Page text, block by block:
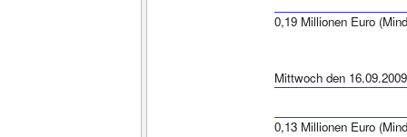
0,19 Millionen Euro
Mittwoch den 16.09.2009
0,13 Millionen Euro